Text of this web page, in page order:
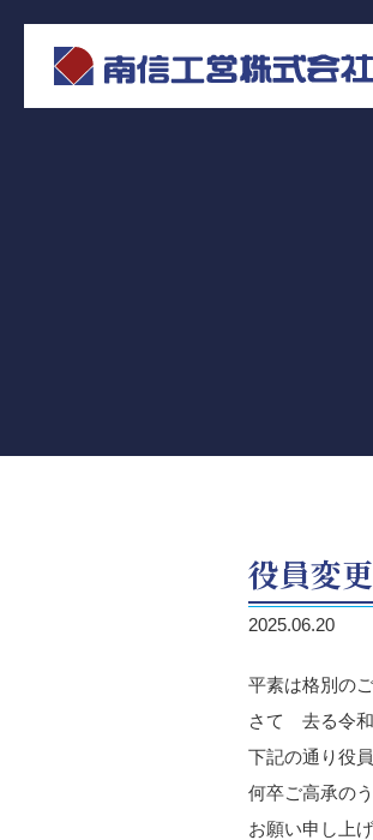
役員変
2025.06.20
平素は格別の
さて 去る令和
下記の通り役
何卒ご高承の
お願い申し上